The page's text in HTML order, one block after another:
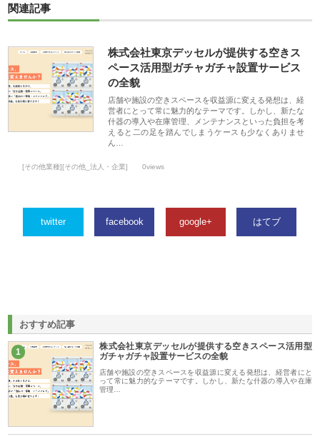
関連記事
株式会社東京デッセルが提供する空きス
ペース活用型ガチャガチャ設置サービス
の全貌
店舗や施設の空きスペースを収益源に変える発想は、経
営者にとって常に魅力的なテーマです。しかし、新たな
什器の導入や在庫管理、メンテナンスといった負担を考
えると二の足を踏んでしまうケースも少なくありませ
ん…
[その他業種][その他_法人・企業] 0views
twitter facebook google+ はてブ
おすすめ記事
1
株式会社東京デッセルが提供する空きスペース活用型
ガチャガチャ設置サービスの全貌
店舗や施設の空きスペースを収益源に変える発想は、経営者にと
って常に魅力的なテーマです。しかし、新たな什器の導入や在庫
管理…